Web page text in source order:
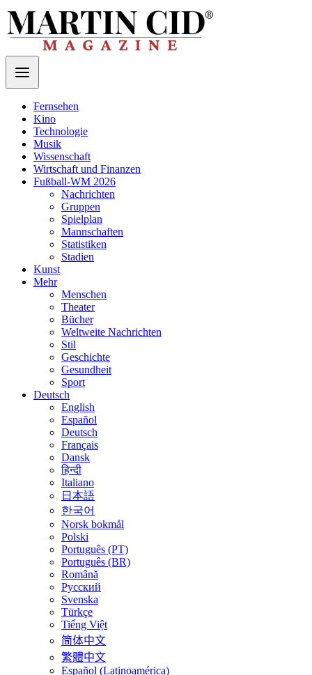
Fernsehen
Kino
Technologie
Musik
Wissenschaft
Wirtschaft und Finanzen
Fußball-WM 2026
Nachrichten
Gruppen
Spielplan
Mannschaften
Statistiken
Stadien
Kunst
Mehr
Menschen
Theater
Bücher
Weltweite Nachrichten
Stil
Geschichte
Gesundheit
Sport
Deutsch
English
Español
Deutsch
Français
Dansk
हिन्दी
Italiano
日本語
한국어
Norsk bokmål
Polski
Português (PT)
Português (BR)
Română
Русский
Svenska
Türkçe
Tiếng Việt
简体中文
繁體中文
Español (Latinoamérica)